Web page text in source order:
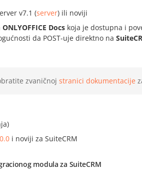
v7.1 (server) ili noviji
ONLYOFFICE Docs koja je dostupna i
da POST-uje direktno na
zvaničnoj stranici dokumentacije
i noviji za SuiteCRM
modula za SuiteCRM